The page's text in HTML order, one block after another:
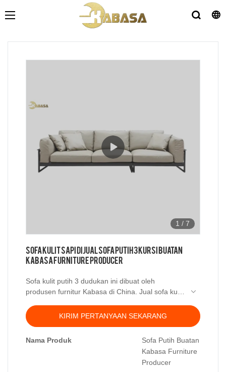
1 / 7
Sofa Kulit Sapi Dijual Sofa Putih 3 Kursi Buatan
Kabasa Furniture Producer
Sofa kulit putih 3 dudukan ini dibuat oleh
produsen furnitur Kabasa di China. Jual sofa kulit
pesanan dalam jumlah banyak. Kabasa adalah
produsen sofa premium yang memproduksi sofa
dengan pengalaman produksi sofa selama 14
memproduksi sofa kualitas terbaik dengan harga
KIRIM PERTANYAAN SEKARANG
Nama Produk
Sofa Putih Buatan
Kabasa Furniture
Producer